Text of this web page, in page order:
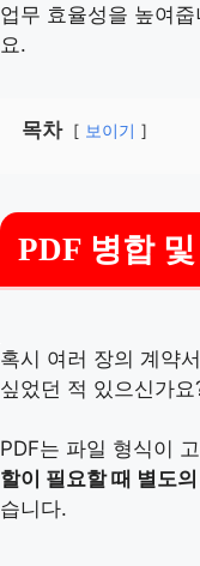
업무 효율성을 높여
요.
목차 보이기
PDF 병합
혹시 여러 장의 계약
싶었던 적 있으신가요
PDF는 파일 형식이
할이 필요할 때 별도
습니다.